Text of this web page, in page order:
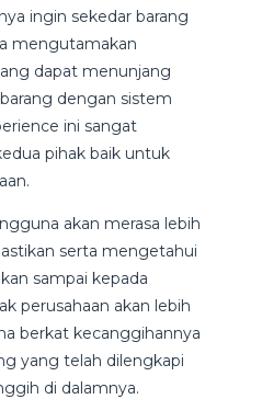
ingin sekedar barang
mengutamakan
dapat menunjang
dengan sistem
ini sangat
pihak baik untuk
akan merasa lebih
serta mengetahui
sampai kepada
perusahaan akan lebih
berkat kecanggihannya
yang telah dilengkapi
di dalamnya.